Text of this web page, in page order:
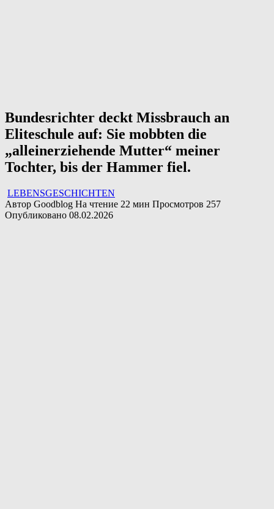
Bundesrichter deckt Missbrauch an
Eliteschule auf: Sie mobbten die
„alleinerziehende Mutter“ meiner
Tochter, bis der Hammer fiel.
LEBENSGESCHICHTEN
Автор Goodblog На чтение 22 мин Просмотров 257
Опубликовано 08.02.2026